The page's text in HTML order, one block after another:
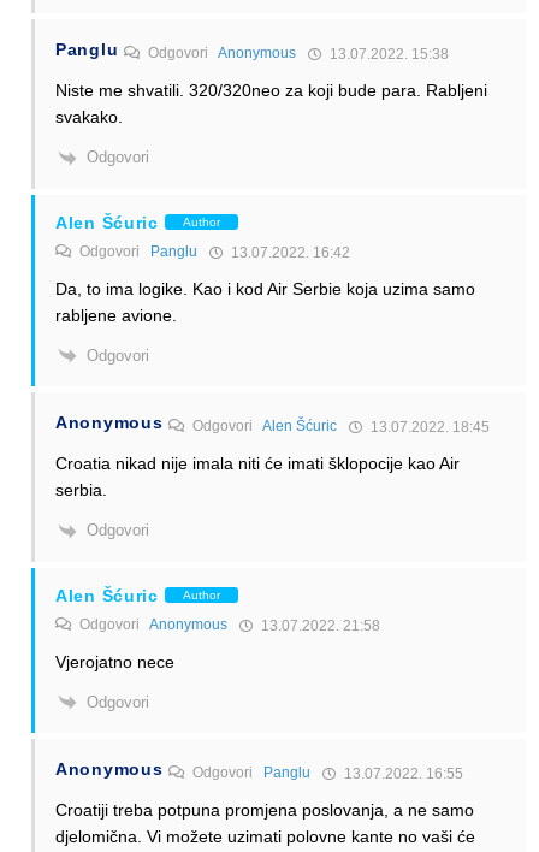
Panglu OdgovoriAnonymous 13.07.2022. 15:38
Niste me shvatili. 320/320neo za koji bude para. Rabljeni
svakako.
Odgovori
Alen Šćuric Author
Odgovori Panglu 13.07.2022. 16:42
Da, to ima logike. Kao i kod Air Serbie koja uzima samo
rabljene avione.
Odgovori
Anonymous OdgovoriAlen Šćuric 13.07.2022. 18:45
Croatia nikad nije imala niti će imati šklopocije kao Air
serbia.
Odgovori
Alen Šćuric Author
Odgovori Anonymous 13.07.2022. 21:58
Vjerojatno nece
Odgovori
Anonymous Odgovori Panglu 13.07.2022. 16:55
Croatiji treba potpuna promjena poslovanja, a ne samo
djelomična. Vi možete uzimati polovne kante no vaši će